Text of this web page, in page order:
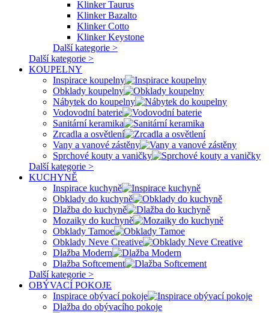
Klinker Taurus
Klinker Bazalto
Klinker Cotto
Klinker Keystone
Další kategorie >
Další kategorie >
KOUPELNY
Inspirace koupelny
Obklady koupelny
Nábytek do koupelny
Vodovodní baterie
Sanitární keramika
Zrcadla a osvětlení
Vany a vanové zástěny
Sprchové kouty a vaničky
Další kategorie >
KUCHYNĚ
Inspirace kuchyně
Obklady do kuchyně
Dlažba do kuchyně
Mozaiky do kuchyně
Obklady Tamoe
Obklady Neve Creative
Dlažba Modern
Dlažba Softcement
Další kategorie >
OBÝVACÍ POKOJE
Inspirace obývací pokoje
Dlažba do obývacího pokoje